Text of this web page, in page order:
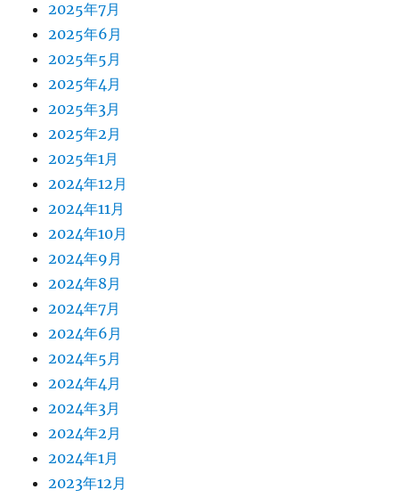
2025年7月
2025年6月
2025年5月
2025年4月
2025年3月
2025年2月
2025年1月
2024年12月
2024年11月
2024年10月
2024年9月
2024年8月
2024年7月
2024年6月
2024年5月
2024年4月
2024年3月
2024年2月
2024年1月
2023年12月